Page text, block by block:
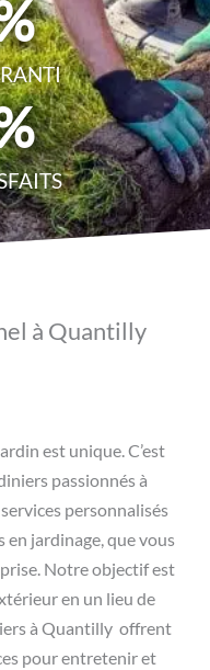
à Quantilly
est unique. C’est
passionnés à
personnalisés
en jardinage, que vous
Notre objectif est
en un lieu de
à Quantilly offrent
pour entretenir et